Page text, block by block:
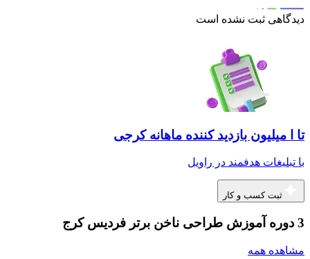
دیدگاهی ثبت نشده است
تا ا میلیون بازدید کننده ماهانه کرجی
با تبلیغات هدفمند در راویل
ثبت کسب و کار
3 دوره آموزش طراحی ناخن برتر فردیس کرج
مشاهده همه